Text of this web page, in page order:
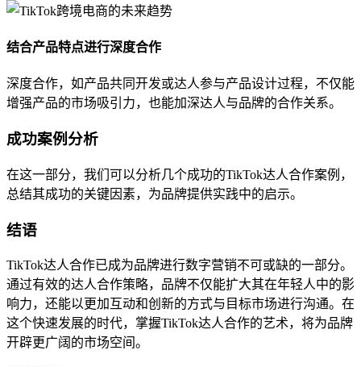
结合产品特点进行深度合作
深度合作，如产品共同开发或达人参与产品设计过程，不仅能
增强产品的市场吸引力，也能加深达人与品牌的合作关系。
成功案例分析
在这一部分，我们可以分析几个成功的TikTok达人合作案例，
总结其成功的关键因素，为品牌提供实践中的启示。
结语
TikTok达人合作已成为品牌进行数字营销不可或缺的一部分。
通过有效的达人合作策略，品牌不仅能扩大其在年轻人中的影
响力，还能以更加互动和创新的方式与目标市场进行沟通。在
这个快速发展的时代，掌握TikTok达人合作的艺术，将为品牌
开辟更广阔的市场空间。